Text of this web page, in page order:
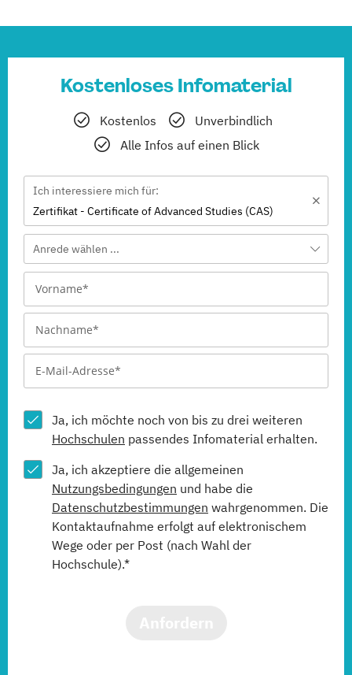
Kostenloses Infomaterial
Kostenlos
Unverbindlich
Alle Infos auf einen Blick
Ich interessiere mich für:
Zertifikat - Certificate of Advanced Studies (CAS)
Anrede wählen ...
Ja, ich möchte noch von bis zu drei weiteren
Hochschulen passendes Infomaterial erhalten.
Ja, ich akzeptiere die allgemeinen
Nutzungsbedingungen und habe die
Datenschutzbestimmungen wahrgenommen. Die
Kontaktaufnahme erfolgt auf elektronischem
Wege oder per Post (nach Wahl der
Hochschule).*